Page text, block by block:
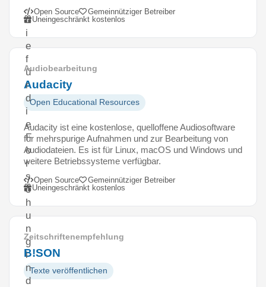
,
d
i
e
f
ü
r
d
i
e
F
o
r
s
c
h
u
n
g
i
n
d
Open Source
Gemeinnütziger Betreiber
Uneingeschränkt kostenlos
Audiobearbeitung
Audacity
Open Educational Resources
Audacity ist eine kostenlose, quelloffene Audiosoftware
für mehrspurige Aufnahmen und zur Bearbeitung von
Audiodateien. Es ist für Linux, macOS und Windows und
weitere Betriebssysteme verfügbar.
Open Source
Gemeinnütziger Betreiber
Uneingeschränkt kostenlos
Zeitschriftenempfehlung
B!SON
Texte veröffentlichen